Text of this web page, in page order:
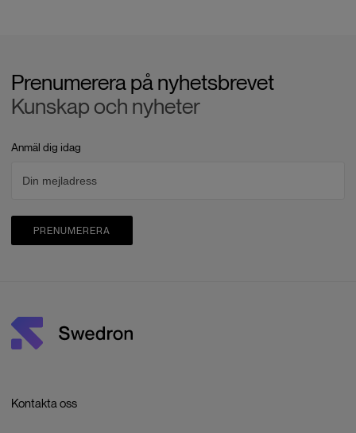
Prenumerera på nyhetsbrevet
Kunskap och nyheter
Anmäl dig idag
PRENUMERERA
Kontakta oss